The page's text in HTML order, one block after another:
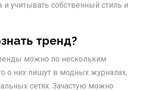
учитывать собственный стиль и
тренд?
можно по нескольким
о них пишут в модных журналах,
сетях. Зачастую можно